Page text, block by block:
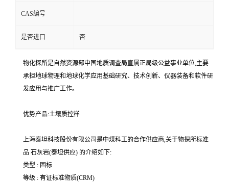
CAS编号
是否进口 否
物化探所是自然资源部中国地质调查局直属正局级公益事业单位,主要
承担地球物理和地球化学应用基础研究、技术创新、仪器装备和软件研
发应用与推广工作。
优势产品:土壤质控样
上海泰坦科技股份有限公司是中煤科工的合作供应商,关于物探所标准
品 石灰岩(泰坦供应) 的介绍如下:
类型 : 固标
等级 : 有证标准物质(CRM)